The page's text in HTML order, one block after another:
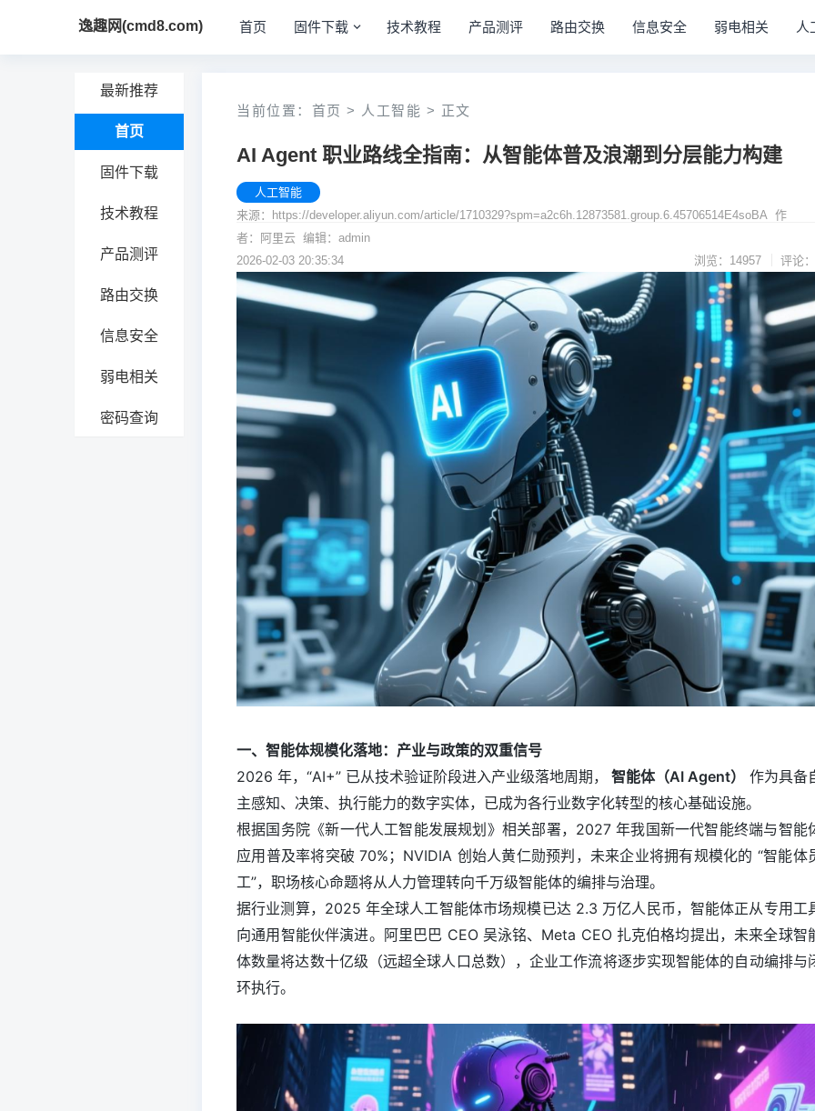
逸趣网(cmd8.com) 首页 固件下载 技术教程 产品测评 路由交换 信息安全 弱电相关 人
最新推荐
首页
固件下载
技术教程
产品测评
路由交换
信息安全
弱电相关
密码查询
当前位置： 首页 > 人工智能 > 正文
AI Agent 职业路线全指南：从智能体普及浪潮到分层能力构建
人工智能
来源：https://developer.aliyun.com/article/1710329?spm=a2c6h.12873581.group.6.45706514E4soBA 作
者：阿里云 编辑：admin
2026-02-03 20:35:34
浏览：14957 评论
一、智能体规模化落地：产业与政策的双重信号
2026 年，“AI+” 已从技术验证阶段进入产业级落地周期，
智能体（AI Agent）
作为具备
主感知、决策、执行能力的数字实体，已成为各行业数字化转型的核心基础设施。
根据国务院《新一代人工智能发展规划》相关部署，2027 年我国新一代智能终端与智能
应用普及率将突破 70%；NVIDIA 创始人黄仁勋预判，未来企业将拥有规模化的 “智能体
工”，职场核心命题将从人力管理转向千万级智能体的编排与治理。
据行业测算，2025 年全球人工智能体市场规模已达 2.3 万亿人民币，智能体正从专用工
向通用智能伙伴演进。阿里巴巴 CEO 吴泳铭、Meta CEO 扎克伯格均提出，未来全球智
体数量将达数十亿级（远超全球人口总数），企业工作流将逐步实现智能体的自动编排与
环执行。